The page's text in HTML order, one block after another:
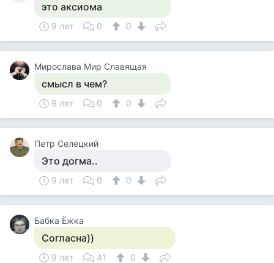
это аксиома
9 лет 0 0
Мирослава Мир Славящая
смысл в чем?
9 лет 0 0
Петр Селецкий
Это догма..
9 лет 0 0
Бабка Ёжка
Согласна))
9 лет 41
0